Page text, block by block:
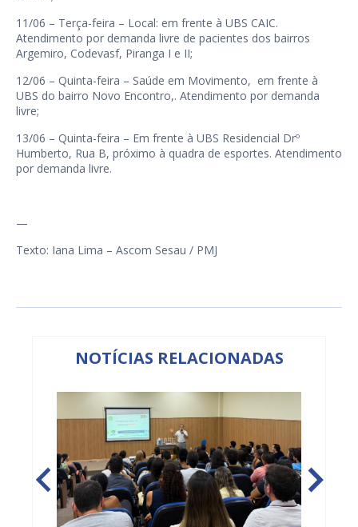
11/06 – Terça-feira – Local: em frente à UBS CAIC.
Atendimento por demanda livre de pacientes dos bairros
Argemiro, Codevasf, Piranga I e II;
12/06 – Quinta-feira – Saúde em Movimento, em frente à
UBS do bairro Novo Encontro,. Atendimento por demanda
livre;
13/06 – Quinta-feira – Em frente à UBS Residencial Drº
Humberto, Rua B, próximo à quadra de esportes. Atendimento
por demanda livre.
—
Texto: Iana Lima – Ascom Sesau / PMJ
NOTÍCIAS RELACIONADAS